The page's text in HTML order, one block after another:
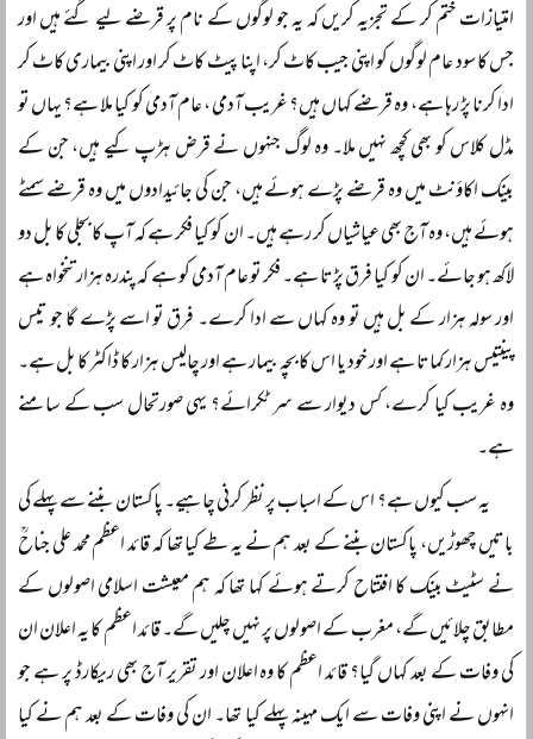
امتیازات ختم کر کے تجزیہ کریں کہ یہ جو لوگوں کے نام پر قرضے لیے گئے ہیں اور
جس کا سود عام لوگوں کو اپنی جیب کاٹ کر، اپنا پیٹ کاٹ کر اور اپنی بیماری کاٹ کر
ادا کرنا پڑ رہا ہے، وہ قرضے کہاں ہیں؟ غریب آدمی ، عام آدمی کو کیا ملا ہے؟ یہاں تو
مڈل کلاس کو بھی کچھ نہیں ملا۔ وہ لوگ جنہوں نے قرض ہڑپ کیے ہیں، جن کے
بینک اکاؤنٹ میں وہ قرضے پڑے ہوئے ہیں، جن کی جائیدادوں میں وہ قرضے سمٹے
ہوئے ہیں، وہ آج بھی عیاشیاں کر رہے ہیں۔ ان کو کیا فکر ہے کہ آپ کا بجلی کا بل دو
لاکھ ہو جائے۔ ان کو کیا فرق پڑتا ہے۔ فکر تو عام آدمی کو ہے کہ پندرہ ہزار تنخواہ ہے
اور سولہ ہزار کے بل ہیں تو وہ کہاں سے ادا کرے۔ فرق تو اسے پڑے گا جو تیس
پینتیس ہزار کماتا ہے اور خود یا اس کا بچہ بیمار ہے اور چالیس ہزار کا ڈاکٹر کا بل ہے۔
وہ غریب کیا کرے، کس دیوار سے سر ٹکرائے؟ یہی صورتحال سب کے سامنے
ہے۔
یہ سب کیوں ہے؟ اس کے اسباب پر نظر کرنی چاہیے۔ پاکستان بننے سے پہلے کی
باتیں چھوڑیں، پاکستان بننے کے بعد ہم نے یہ طے کیا تھا کہ قائد اعظم محمد علی جناحؒ
نے سٹیٹ بینک کا افتتاح کرتے ہوئے کہا تھا کہ ہم معیشت اسلامی اصولوں کے
مطابق چلائیں گے، مغرب کے اصولوں پر نہیں چلیں گے۔ قائد اعظم کا یہ اعلان ان
کی وفات کے بعد کہاں گیا؟ قائد اعظم کا وہ اعلان اور تقریر آج بھی ریکارڈ پر ہے جو
انہوں نے اپنی وفات سے ایک مہینہ پہلے کیا تھا۔ ان کی وفات کے بعد ہم نے کیا